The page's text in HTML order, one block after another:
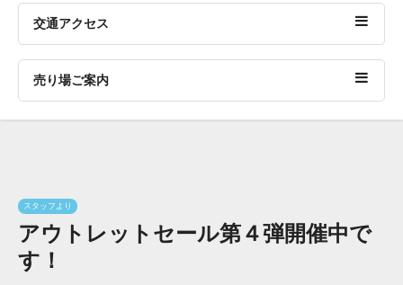
交通アクセス
売り場ご案内
スタッフより
アウトレットセール第４弾開催中で
す！